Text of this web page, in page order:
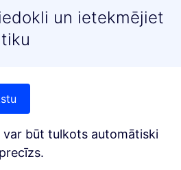
un ietekmējiet
var būt tulkots automātiski